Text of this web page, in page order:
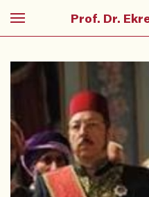
Prof. Dr.